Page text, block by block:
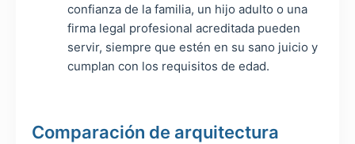
confianza de la familia, un hijo adulto o una
firma legal profesional acreditada pueden
servir, siempre que estén en su sano juicio y
cumplan con los requisitos de edad.
Comparación de arquitectura